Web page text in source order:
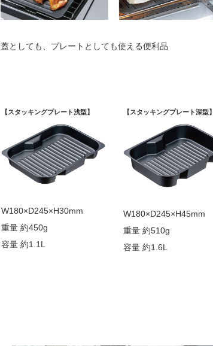
蓋としても、プレートとしても使える便利品
【スタッキングプレート浅型】
W180×D245×H30mm
重量 約450g
容量 約1.1L
【スタッキングプレート深型】
W180×D245×H45mm
重量 約510g
容量 約1.6L